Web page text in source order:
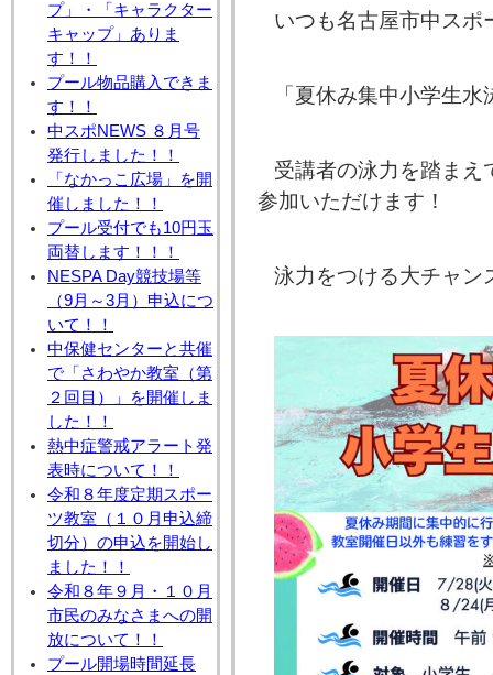
プ」・「キャラクター
キャップ」ありま
す！！
プール物品購入できま
す！！
中スポNEWS ８月号
発行しました！！
「なかっこ広場」を開
催しました！！
プール受付でも10円玉
両替します！！！
NESPA Day競技場等
（9月～3月）申込につ
いて！！
中保健センターと共催
で「さわやか教室（第
２回目）」を開催しま
した！！
熱中症警戒アラート発
表時について！！
令和８年度定期スポー
ツ教室（１０月申込締
切分）の申込を開始し
ました！！
令和８年９月・１０月
市民のみなさまへの開
放について！！
プール開場時間延長
いつも名古屋市中スポ
「夏休み集中小学生
受講者の泳力を踏まえ
参加いただけます！
泳力をつける大チャン